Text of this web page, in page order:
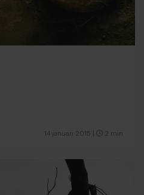
14 januari 2015 2 min